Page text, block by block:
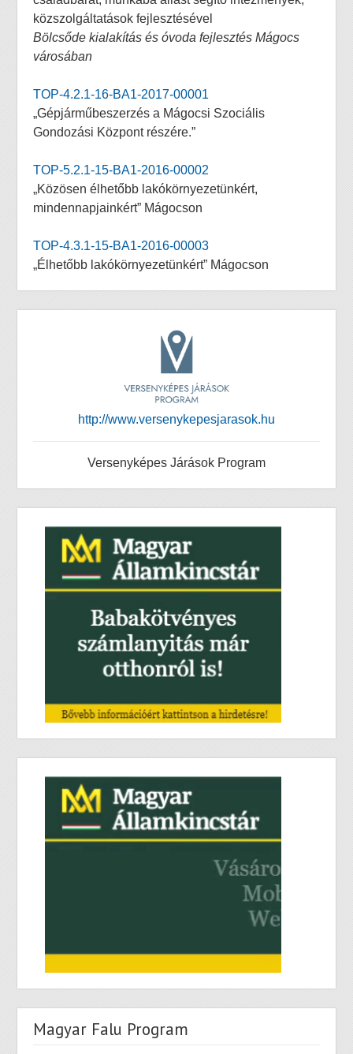
közszolgáltatások fejlesztésével
Bölcsőde kialakítás és óvoda fejlesztés Mágocs
városában
TOP-4.2.1-16-BA1-2017-00001
„Gépjárműbeszerzés a Mágocsi Szociális
Gondozási Központ részére.”
TOP-5.2.1-15-BA1-2016-00002
„Közösen élhetőbb lakókörnyezetünkért,
mindennapjainkért” Mágocson
TOP-4.3.1-15-BA1-2016-00003
„Élhetőbb lakókörnyezetünkért” Mágocson
http://www.versenykepesjarasok.hu
Versenyképes Járások Program
Magyar Falu Program